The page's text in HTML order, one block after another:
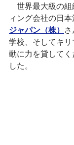
世界最大級の組
ィング会社の日
ジャパン（株）
学校、そしてキ
動に力を貸して
した。